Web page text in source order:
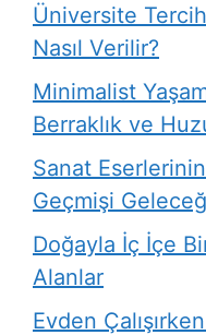
Üniversite
Nasıl Verilir?
Minimalist
Berraklık ve
Sanat
Geçmişi
Doğayla İç İçe
Alanlar
Evden